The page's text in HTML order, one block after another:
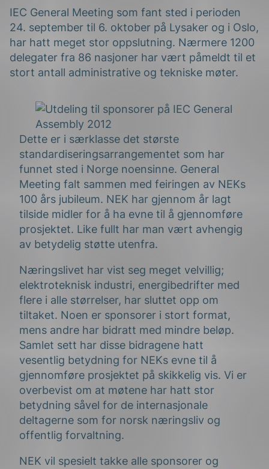
IEC General Meeting som fant sted i perioden
24. september til 6. oktober på Lysaker og i Oslo,
har hatt meget stor oppslutning. Nærmere 1200
delegater fra 86 nasjoner har vært påmeldt til et
stort antall administrative og tekniske møter.
Dette er i særklasse det største
standardiseringsarrangementet som har
funnet sted i Norge noensinne. General
Meeting falt sammen med feiringen av NEKs
100 års jubileum. NEK har gjennom år lagt
tilside midler for å ha evne til å gjennomføre
prosjektet. Like fullt har man vært avhengig
av betydelig støtte utenfra.
Næringslivet har vist seg meget velvillig;
elektroteknisk industri, energibedrifter med
flere i alle størrelser, har sluttet opp om
tiltaket. Noen er sponsorer i stort format,
mens andre har bidratt med mindre beløp.
Samlet sett har disse bidragene hatt
vesentlig betydning for NEKs evne til å
gjennomføre prosjektet på skikkelig vis. Vi er
overbevist om at møtene har hatt stor
betydning såvel for de internasjonale
deltagerne som for norsk næringsliv og
offentlig forvaltning.
NEK vil spesielt takke alle sponsorer og